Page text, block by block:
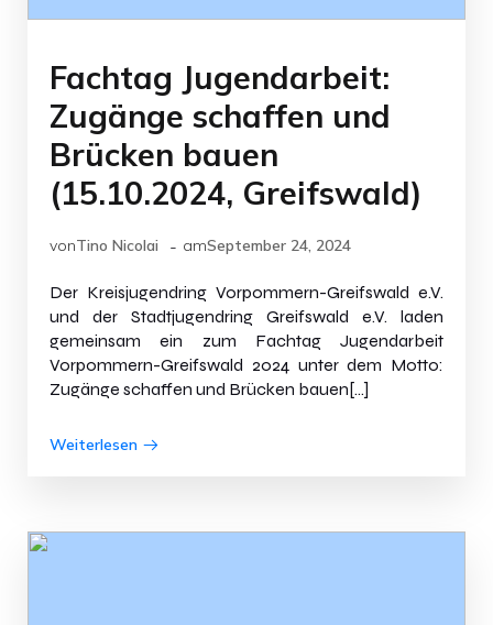
Fachtag Jugendarbeit:
Zugänge schaffen und
Brücken bauen
(15.10.2024, Greifswald)
vonTino Nicolai - amSeptember 24, 2024
Der Kreisjugendring Vorpommern-Greifswald e.V.
und der Stadtjugendring Greifswald e.V. laden
gemeinsam ein zum Fachtag Jugendarbeit
Vorpommern-Greifswald 2024 unter dem Motto:
Zugänge schaffen und Brücken bauen[…]
Weiterlesen